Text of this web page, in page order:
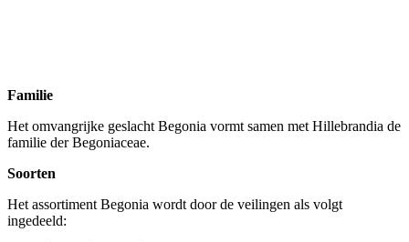
Familie
Het omvangrijke geslacht Begonia vormt samen met Hillebrandia de
familie der Begoniaceae.
Soorten
Het assortiment Begonia wordt door de veilingen als volgt
ingedeeld: